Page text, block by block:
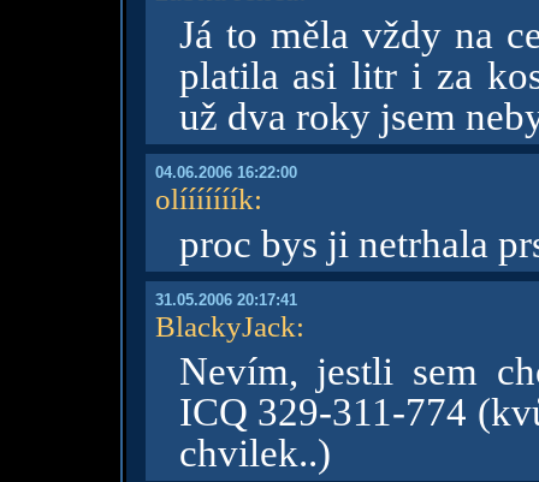
Já to měla vždy na
platila asi litr i za
už dva roky jsem
04.06.2006 16:22:00
olííííííík:
proc bys ji netrhala
31.05.2006 20:17:41
BlackyJack:
Nevím, jestli sem
ICQ 329-311-774
chvilek..)